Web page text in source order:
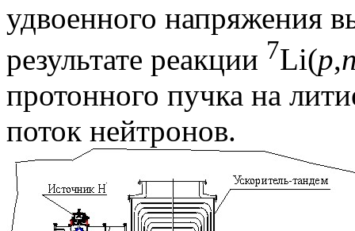
удвоенного напряжения
результате реакции 7Li(p,
протонного пучка на
поток нейтронов.